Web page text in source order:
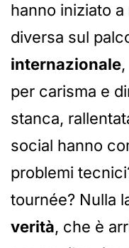
hanno iniziato a
diversa sul
internazionale
per carisma e
stanca,
social hanno
problemi
tournée? Nulla
verità, che è